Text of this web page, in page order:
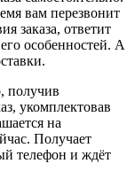
вам перезвонит
заказа, ответит
особенностей. А
получив
укомплектовав
на
Получает
телефон и ждёт